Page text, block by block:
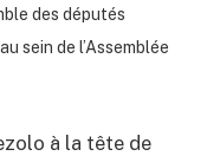
des députés
sein de l’Assemblée
à la tête de